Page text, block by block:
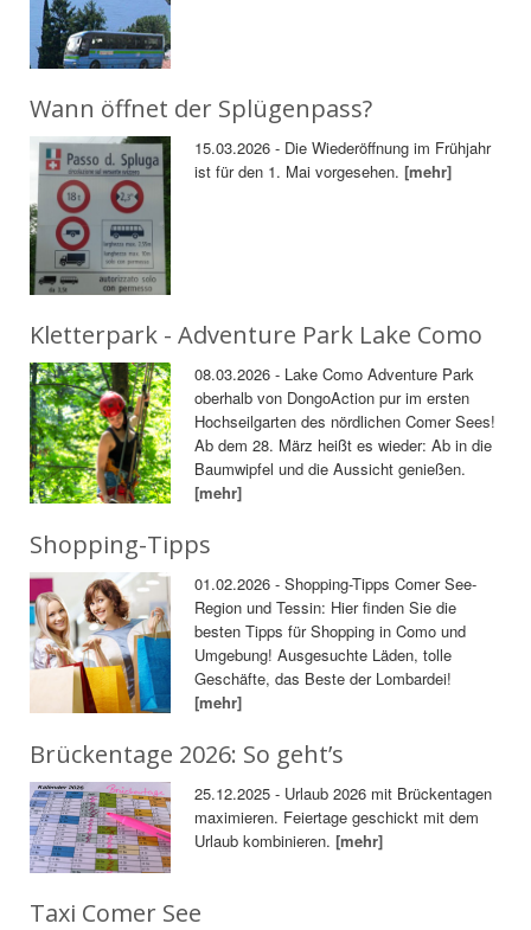
Wann öffnet der Splügenpass?
15.03.2026 - Die Wiederöffnung im Frühjahr
ist für den 1. Mai vorgesehen.[mehr]
Kletterpark - Adventure Park Lake Como
08.03.2026 - Lake Como Adventure Park
oberhalb von DongoAction pur im ersten
Hochseilgarten des nördlichen Comer Sees!
Ab dem 28. März heißt es wieder: Ab in die
Baumwipfel und die Aussicht genießen.
[mehr]
Shopping-Tipps
01.02.2026 - Shopping-Tipps Comer See-
Region und Tessin: Hier finden Sie die
besten Tipps für Shopping in Como und
Umgebung! Ausgesuchte Läden, tolle
Geschäfte, das Beste der Lombardei!
[mehr]
Brückentage 2026: So geht’s
25.12.2025 - Urlaub 2026 mit Brückentagen
maximieren. Feiertage geschickt mit dem
Urlaub kombinieren.[mehr]
Taxi Comer See